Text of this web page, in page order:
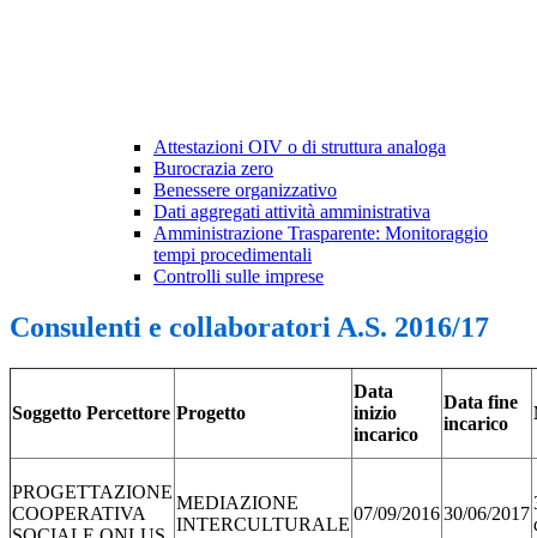
Attestazioni OIV o di struttura analoga
Burocrazia zero
Benessere organizzativo
Dati aggregati attività amministrativa
Amministrazione Trasparente: Monitoraggio
tempi procedimentali
Controlli sulle imprese
Consulenti e collaboratori A.S. 2016/17
Soggetto Percettore Progetto
Data
inizio
incarico
Data fine
incarico
PROGETTAZIONE
COOPERATIVA
MEDIAZIONE
INTERCULTURALE
07/09/201630/06/2017